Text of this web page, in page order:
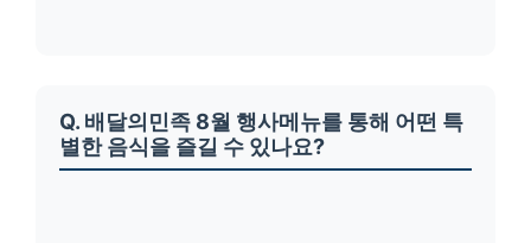
Q. 배달의민족 8월 행사메뉴를 통해 어떤 특
별한 음식을 즐길 수 있나요?